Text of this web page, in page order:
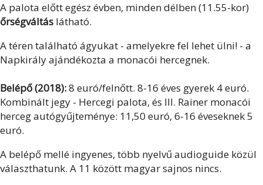
A palota előtt egész évben, minden délben (11.55-kor)
őrségváltás látható.
A téren található ágyukat - amelyekre fel lehet ülni! - a
Napkirály ajándékozta a monacói hercegnek.
Belépő (2018):8 euró/felnőtt. 8-16 éves gyerek 4 euró.
Kombinált jegy - Hercegi palota, és III. Rainer monacói
herceg autógyűjteménye: 11,50 euró, 6-16 éveseknek 5
euró.
A belépő mellé ingyenes, több nyelvű audioguide közül
választhatunk. A 11 között magyar sajnos nincs.